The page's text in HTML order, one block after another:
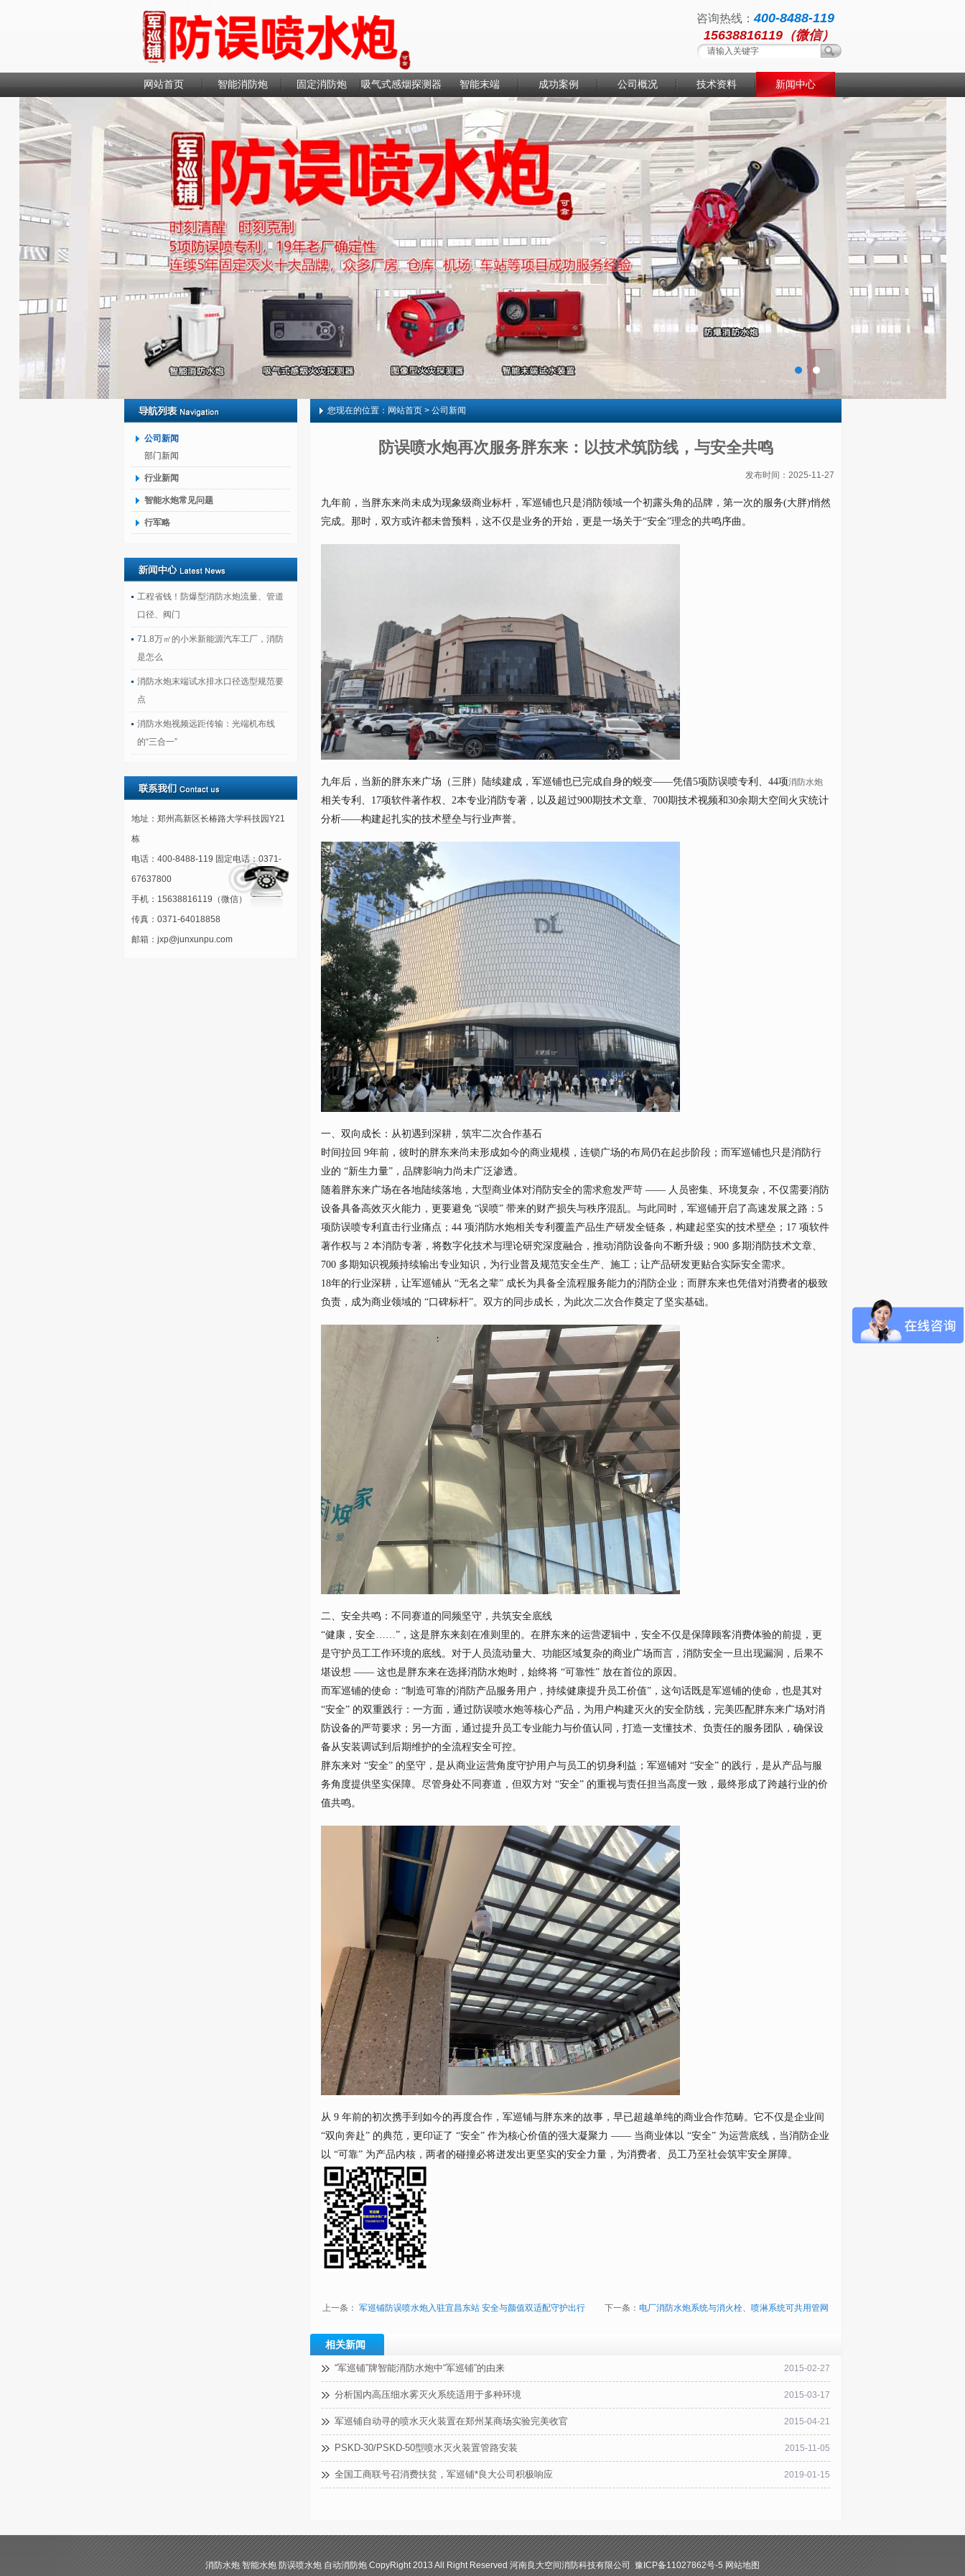
咨询热线：400-8488-119
15638816119（微信）
网站首页 智能消防炮 固定消防炮 吸气式感烟探测器 智能末端 成功案例 公司概况 技术资料 新闻中心
联系我们
公司新闻
部门新闻
行业新闻
智能水炮常见问题
行军略
工程省钱！防爆型消防水炮流量、管道
口径、阀门
71.8万㎡的小米新能源汽车工厂，消防
是怎么
消防水炮末端试水排水口径选型规范要
点
消防水炮视频远距传输：光端机布线
的“三合一”
地址：郑州高新区长椿路大学科技园Y21
栋
电话：400-8488-119 固定电话：0371-
67637800
手机：15638816119（微信）
传真：0371-64018858
邮箱：jxp@junxunpu.com
您现在的位置： 网站首页> 公司新闻
防误喷水炮再次服务胖东来：以技术筑防线，与安全共鸣
发布时间：2025-11-27
九年前，当胖东来尚未成为现象级商业标杆，军巡铺也只是消防领域一个初露头角的品牌，第一次的服务(大胖)悄然
完成。那时，双方或许都未曾预料，这不仅是业务的开始，更是一场关于“安全”理念的共鸣序曲。
九年后，当新的胖东来广场（三胖）陆续建成，军巡铺也已完成自身的蜕变——凭借5项防误喷专利、44项消防水炮
相关专利、17项软件著作权、2本专业消防专著，以及超过900期技术文章、700期技术视频和30余期大空间火灾统计
分析——构建起扎实的技术壁垒与行业声誉。
一、双向成长：从初遇到深耕，筑牢二次合作基石
时间拉回 9年前，彼时的胖东来尚未形成如今的商业规模，连锁广场的布局仍在起步阶段；而军巡铺也只是消防行
业的 “新生力量”，品牌影响力尚未广泛渗透。
随着胖东来广场在各地陆续落地，大型商业体对消防安全的需求愈发严苛 —— 人员密集、环境复杂，不仅需要消防
设备具备高效灭火能力，更要避免 “误喷” 带来的财产损失与秩序混乱。与此同时，军巡铺开启了高速发展之路：5
项防误喷专利直击行业痛点；44 项消防水炮相关专利覆盖产品生产研发全链条，构建起坚实的技术壁垒；17 项软件
著作权与 2 本消防专著，将数字化技术与理论研究深度融合，推动消防设备向不断升级；900 多期消防技术文章、
700 多期知识视频持续输出专业知识，为行业普及规范安全生产、施工；让产品研发更贴合实际安全需求。
18年的行业深耕，让军巡铺从 “无名之辈” 成长为具备全流程服务能力的消防企业；而胖东来也凭借对消费者的极致
负责，成为商业领域的 “口碑标杆”。双方的同步成长，为此次二次合作奠定了坚实基础。
二、安全共鸣：不同赛道的同频坚守，共筑安全底线
“健康，安全……”，这是胖东来刻在准则里的。在胖东来的运营逻辑中，安全不仅是保障顾客消费体验的前提，更
是守护员工工作环境的底线。对于人员流动量大、功能区域复杂的商业广场而言，消防安全一旦出现漏洞，后果不
堪设想 —— 这也是胖东来在选择消防水炮时，始终将 “可靠性” 放在首位的原因。
而军巡铺的使命：“制造可靠的消防产品服务用户，持续健康提升员工价值”，这句话既是军巡铺的使命，也是其对
“安全” 的双重践行：一方面，通过防误喷水炮等核心产品，为用户构建灭火的安全防线，完美匹配胖东来广场对消
防设备的严苛要求；另一方面，通过提升员工专业能力与价值认同，打造一支懂技术、负责任的服务团队，确保设
备从安装调试到后期维护的全流程安全可控。
胖东来对 “安全” 的坚守，是从商业运营角度守护用户与员工的切身利益；军巡铺对 “安全” 的践行，是从产品与服
务角度提供坚实保障。尽管身处不同赛道，但双方对 “安全” 的重视与责任担当高度一致，最终形成了跨越行业的价
值共鸣。
从 9 年前的初次携手到如今的再度合作，军巡铺与胖东来的故事，早已超越单纯的商业合作范畴。它不仅是企业间
“双向奔赴” 的典范，更印证了 “安全” 作为核心价值的强大凝聚力 —— 当商业体以 “安全” 为运营底线，当消防企业
以 “可靠” 为产品内核，两者的碰撞必将迸发出更坚实的安全力量，为消费者、员工乃至社会筑牢安全屏障。
上一条： 军巡铺防误喷水炮入驻宜昌东站 安全与颜值双适配守护出行 下一条： 电厂消防水炮系统与消火栓、喷淋系统可共用管网
相关新闻
2015-02-27
“军巡铺”牌智能消防水炮中“军巡铺”的由来
2015-03-17
分析国内高压细水雾灭火系统适用于多种环境
2015-04-21
军巡铺自动寻的喷水灭火装置在郑州某商场实验完美收官
2015-11-05
PSKD-30/PSKD-50型喷水灭火装置管路安装
2019-01-15
全国工商联号召消费扶贫，军巡铺*良大公司积极响应
消防水炮 智能水炮 防误喷水炮 自动消防炮 CopyRight 2013 All Right Reserved 河南良大空间消防科技有限公司 豫ICP备11027862号-5网站地图